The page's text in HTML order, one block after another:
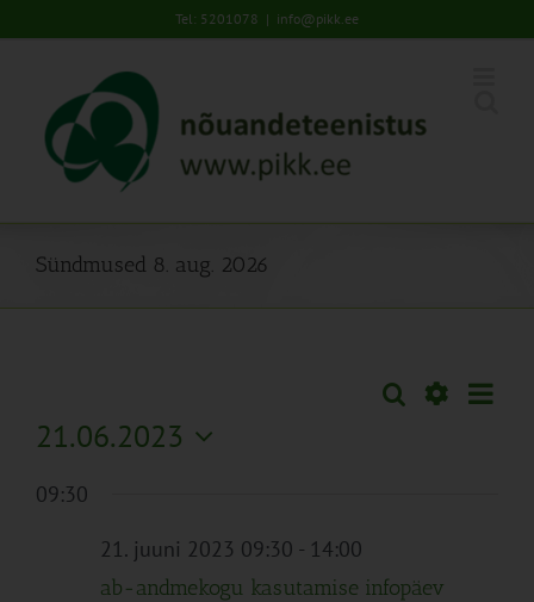
to
Tel: 5201078 | info@pikk.ee
Sündmused 8. aug. 2026
Sündmused
Otsi Päev
21.06.2023
kuupäev.
09:30
21. juuni 2023 09:30 - 14:00
ab-andmekogu kasutamise infopäev